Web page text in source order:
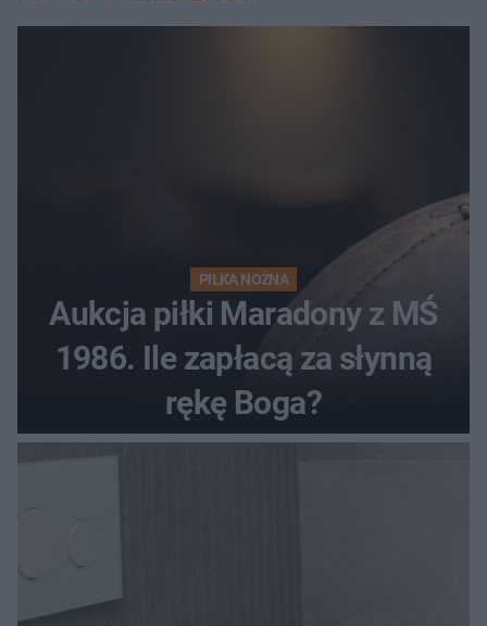
PIŁKA NOŻNA
Aukcja piłki Maradony z MŚ
1986. Ile zapłacą za słynną
rękę Boga?